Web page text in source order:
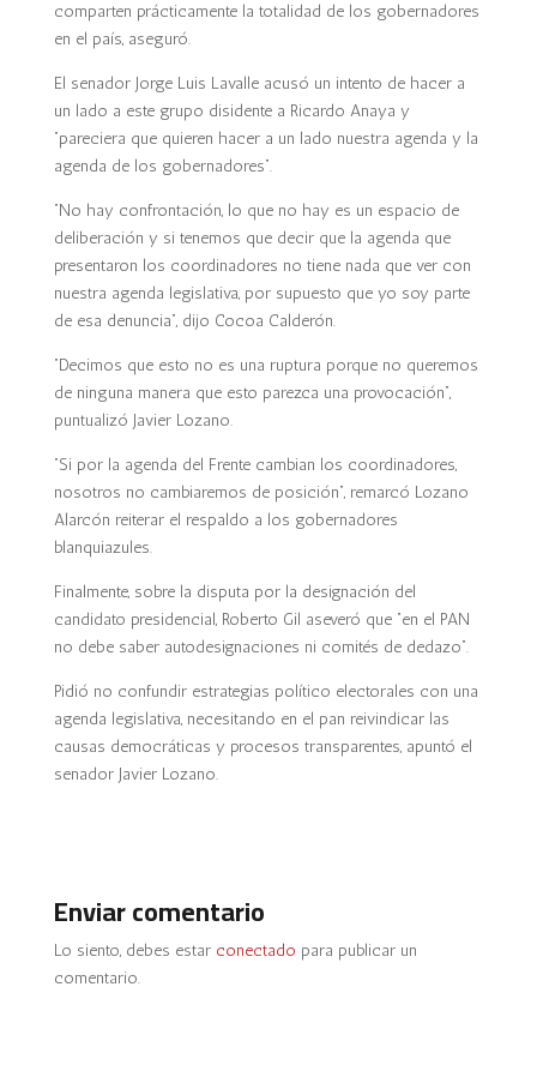
comparten prácticamente la totalidad de los gobernadores
en el país, aseguró.
El senador Jorge Luis Lavalle acusó un intento de hacer a
un lado a este grupo disidente a Ricardo Anaya y
“pareciera que quieren hacer a un lado nuestra agenda y la
agenda de los gobernadores”.
“No hay confrontación, lo que no hay es un espacio de
deliberación y si tenemos que decir que la agenda que
presentaron los coordinadores no tiene nada que ver con
nuestra agenda legislativa, por supuesto que yo soy parte
de esa denuncia”, dijo Cocoa Calderón.
“Decimos que esto no es una ruptura porque no queremos
de ninguna manera que esto parezca una provocación”,
puntualizó Javier Lozano.
“Si por la agenda del Frente cambian los coordinadores,
nosotros no cambiaremos de posición”, remarcó Lozano
Alarcón reiterar el respaldo a los gobernadores
blanquiazules.
Finalmente, sobre la disputa por la designación del
candidato presidencial, Roberto Gil aseveró que “en el PAN
no debe saber autodesignaciones ni comités de dedazo”.
Pidió no confundir estrategias político electorales con una
agenda legislativa, necesitando en el pan reivindicar las
causas democráticas y procesos transparentes, apuntó el
senador Javier Lozano.
Enviar comentario
Lo siento, debes estar conectado para publicar un
comentario.